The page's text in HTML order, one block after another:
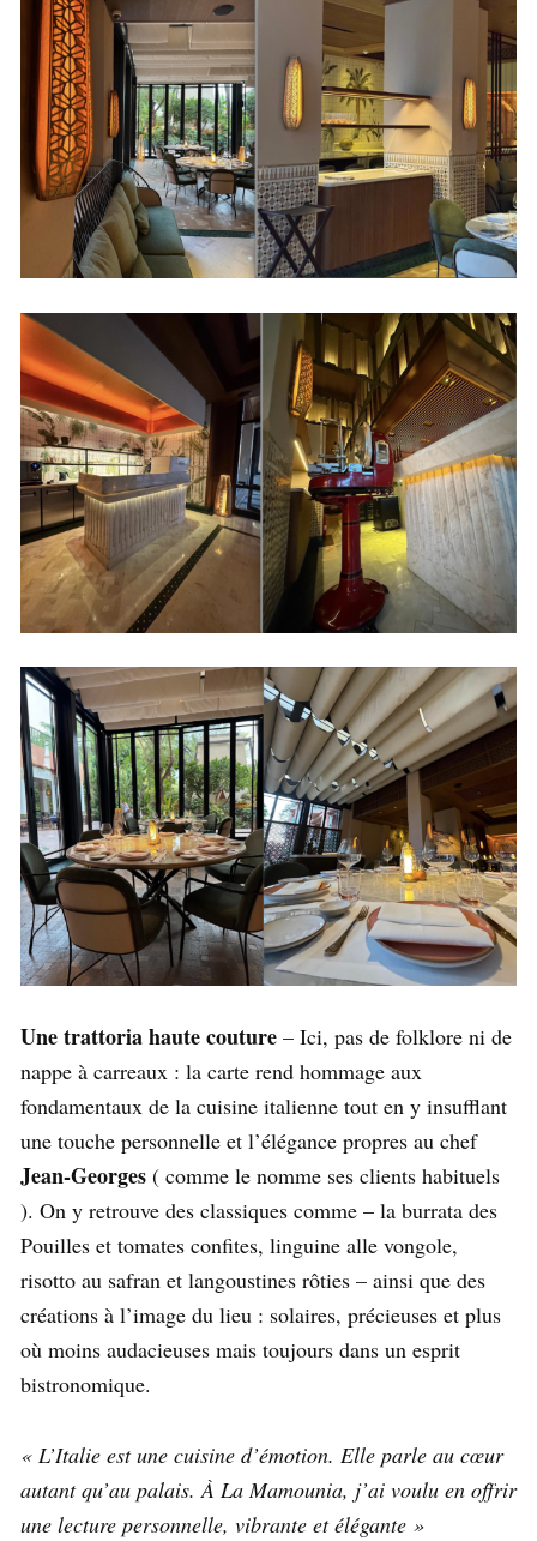
Une trattoria haute couture – Ici, pas de folklore ni de
nappe à carreaux : la carte rend hommage aux
fondamentaux de la cuisine italienne tout en y insufflant
une touche personnelle et l’élégance propres au chef
Jean-Georges ( comme le nomme ses clients habituels
). On y retrouve des classiques comme – la burrata des
Pouilles et tomates confites, linguine alle vongole,
risotto au safran et langoustines rôties – ainsi que des
créations à l’image du lieu : solaires, précieuses et plus
où moins audacieuses mais toujours dans un esprit
bistronomique.
« L’Italie est une cuisine d’émotion. Elle parle au cœur
autant qu’au palais. À La Mamounia, j’ai voulu en offrir
une lecture personnelle, vibrante et élégante »